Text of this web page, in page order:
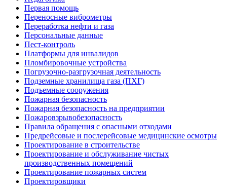
Первая помощь
Переносные виброметры
Переработка нефти и газа
Персональные данные
Пест-контроль
Платформы для инвалидов
Пломбировочные устройства
Погрузочно-разгрузочная деятельность
Подземные хранилища газа (ПХГ)
Подъемные сооружения
Пожарная безопасность
Пожарная безопасность на предприятии
Пожаровзрывобезопасность
Правила обращения с опасными отходами
Предрейсовые и послерейсовые медицинские осмотры
Проектирование в строительстве
Проектирование и обслуживание чистых
производственных помещений
Проектирование пожарных систем
Проектировщики